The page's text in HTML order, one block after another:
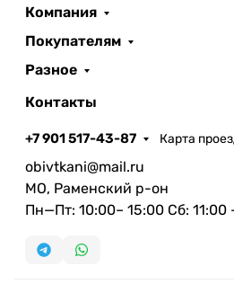
Компания
Покупателям
Разное
Контакты
+7 901 517-43-87 Карта
obivtkani@mail.ru
МО, Раменский р-он
Пн—Пт: 10:00– 15:00 Сб: